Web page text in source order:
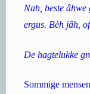
Nah, beste âhwe
ergus. Bèh jâh,
De hagtelukke
Sommige